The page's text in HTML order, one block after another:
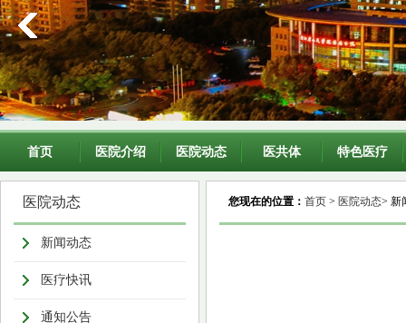
首页 医院介绍 医院动态 医共体 特色医疗
医院动态
新闻动态
医疗快讯
通知公告
您现在的位置： 首页 > 医院动态> 新